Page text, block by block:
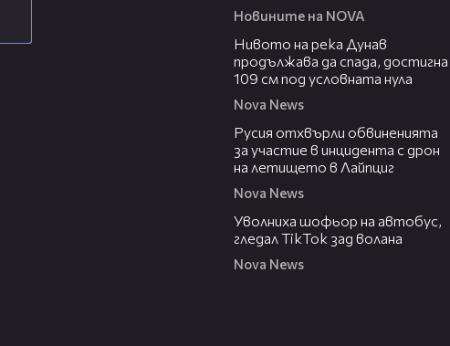
Новините на NOVA
Нивото на река Дунав
продължава да спада, достигна
109 см под условната нула
Nova News
Русия отхвърли обвиненията
за участие в инцидента с дрон
на летището в Лайпциг
Nova News
Уволниха шофьор на автобус,
гледал TikTok зад волана
Nova News